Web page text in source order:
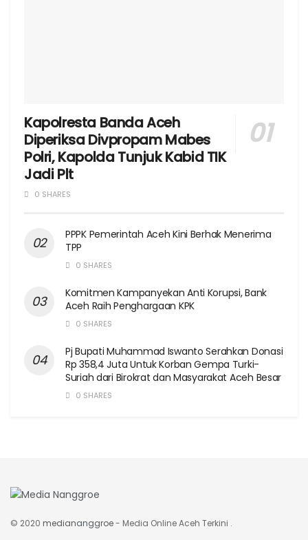
Kapolresta Banda Aceh
Diperiksa Divpropam Mabes
Polri, Kapolda Tunjuk Kabid TIK
Jadi Plt
0 SHARES
PPPK Pemerintah Aceh Kini Berhak Menerima
TPP
0 SHARES
Komitmen Kampanyekan Anti Korupsi, Bank
Aceh Raih Penghargaan KPK
0 SHARES
Pj Bupati Muhammad Iswanto Serahkan Donasi
Rp 358,4 Juta Untuk Korban Gempa Turki-
Suriah dari Birokrat dan Masyarakat Aceh Besar
0 SHARES
© 2020 mediananggroe- Media Online Aceh Terkini .